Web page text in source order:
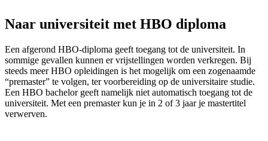
Naar universiteit met HBO diploma
Een afgerond HBO-diploma geeft toegang tot de universiteit. In
sommige gevallen kunnen er vrijstellingen worden verkregen. Bij
steeds meer HBO opleidingen is het mogelijk om een zogenaamde
“premaster” te volgen, ter voorbereiding op de universitaire studie.
Een HBO bachelor geeft namelijk niet automatisch toegang tot de
universiteit. Met een premaster kun je in 2 of 3 jaar je mastertitel
verwerven.